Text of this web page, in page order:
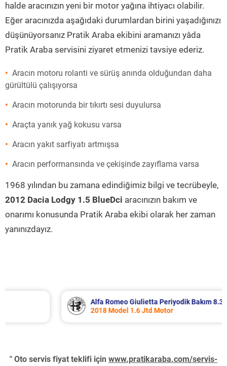
halde aracınızın yeni bir motor yağına ihtiyacı olabilir.
Eğer aracınızda aşağıdaki durumlardan birini yaşadığınızı
düşünüyorsanız Pratik Araba ekibini aramanızı yâda
Pratik Araba servisini ziyaret etmenizi tavsiye ederiz.
Aracın motoru rolanti ve sürüş anında olduğundan daha
gürültülü çalışıyorsa
Aracın motorunda bir tıkırtı sesi duyulursa
Araçta yanık yağ kokusu varsa
Aracın yakıt sarfiyatı artmışsa
Aracın performansında ve çekişinde zayıflama varsa
1968 yılından bu zamana edindiğimiz bilgi ve tecrübeyle,
2012 Dacia Lodgy 1.5 BlueDci aracınızın bakım ve
onarımı konusunda Pratik Araba ekibi olarak her zaman
yanınızdayız.
Alfa Romeo Giulietta Periyodik Bakım 8.340 TL
2018 Model 1.6 Jtd Motor
" Oto servis fiyat teklifi için www.pratikaraba.com/servis-